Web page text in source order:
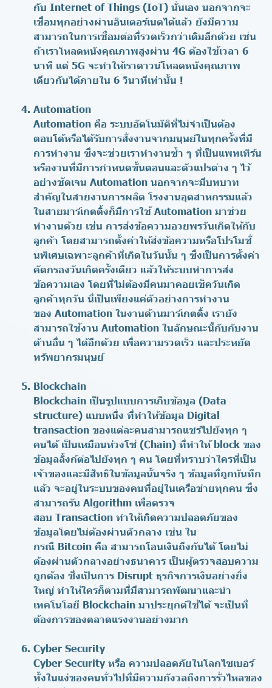
กับ Internet of Things (IoT) นั่นเอง นอกจากจะ
เชื่อมทุกอย่างผ่านอินเตอร์เนตได้แล้ว ยังมีความ
สามารถในการเชื่อมต่อที่รวดเร็วกว่าเดิมอีกด้วย เช่น
ถ้าเราโหลดหนังคุณภาพสูงผ่าน 4G ต้องใช้เวลา 6
นาที แต่ 5G จะทำให้เราดาวน์โหลดหนังคุณภาพ
เดียวกันได้ภายใน 6 วินาทีเท่านั้น !
Automation
Automation คือ ระบบอัตโนมัติที่ไม่จำเป็นต้อง
ตอบโต้หรือได้รับการสั่งงานจากมนุษย์ในทุกครั้งที่มี
การทำงาน ซึ่งจะช่วยเราทำงานซ้ำ ๆ ที่เป็นแพทเทิร์น
หรืองานที่มีการกำหนดขั้นตอนและตัวแปรต่าง ๆ ไว้
อย่างชัดเจน Automation นอกจากจะมีบทบาท
สำคัญในสายงานการผลิต โรงงานอุตสาหกรรมแล้ว
ในสายมาร์เกตติ้งก็มีการใช้ Automation มาช่วย
ทำงานด้วย เช่น การส่งข้อความอวยพรวันเกิดให้กับ
ลูกค้า โดยสามารถตั้งค่าให้ส่งข้อความหรือโปรโมชั่
นพิเศษเฉพาะลูกค้าที่เกิดในวันนั้น ๆ ซึ่งเป็นการตั้งค่า
คัดกรองวันเกิดครั้งเดียว แล้วให้ระบบทำการส่ง
ข้อความเอง โดยที่ไม่ต้องมีคนมาคอยเช็ควันเกิด
ลูกค้าทุกวัน นี่เป็นเพียงแค่ตัวอย่างการทำงาน
ของ Automation ในงานด้านมาร์เกตติ้ง เรายัง
สามารถใช้งาน Automation ในลักษณะนี้กับกับงาน
ด้านอื่น ๆ ได้อีกด้วย เพื่อความรวดเร็ว และประหยัด
ทรัพยากรมนุษย์
Blockchain
Blockchain เป็นรูปแบบการเก็บข้อมูล (Data
structure) แบบหนึ่ง ที่ทำให้ข้อมูล Digital
transaction ของแต่ละคนสามารถแชร์ไปยังทุก ๆ
คนได้ เป็นเหมือนห่วงโซ่ (Chain) ที่ทำให้ block ของ
ข้อมูลลิ้งก์ต่อไปยังทุก ๆ คน โดยที่ทราบว่าใครที่เป็น
เจ้าของและมีสิทธิในข้อมูลนั้นจริง ๆ ข้อมูลที่ถูกบันทึก
แล้ว จะอยู่ในระบบของคนที่อยู่ในเครือข่ายทุกคน ซึ่ง
สามารถรัน Algorithm เพื่อตรวจ
สอบ Transaction ทำให้เกิดความปลอดภัยของ
ข้อมูลโดยไม่ต้องผ่านตัวกลาง เช่น ใน
กรณี Bitcoin คือ สามารถโอนเงินถึงกันได้ โดยไม่
ต้องผ่านตัวกลางอย่างธนาคาร เป็นผู้ตรวจสอบความ
ถูกต้อง ซึ่งเป็นการ Disrupt ธุรกิจการเงินอย่างยิ่ง
ใหญ่ ทำให้ใครก็ตามที่มีสามารถพัฒนาและนำ
เทคโนโลยี Blockchain มาประยุกต์ใช้ได้ จะเป็นที่
ต้องการของตลาดแรงงานอย่างมาก
Cyber Security
Cyber Security หรือ ความปลอดภัยในโลกไซเบอร์
ทั้งในแง่ของคนทั่วไปที่มีความกังวลถึงการรั่วไหลของ